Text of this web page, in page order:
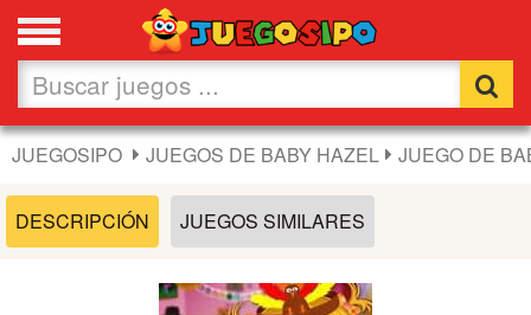
Favoritos
Nuevos
Flash
JUEGOSIPO JUEGOS DE BABY HAZEL JUEGO DE
DESCRIPCIÓN JUEGOS SIMILARES